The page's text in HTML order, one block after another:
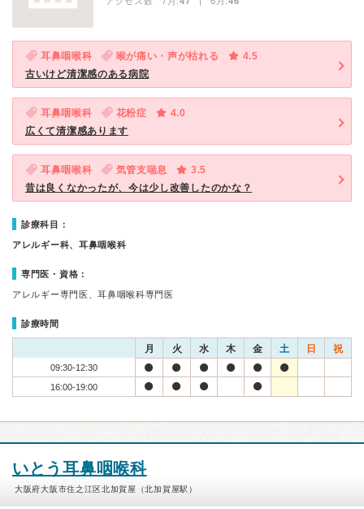
耳鼻咽喉科 喉が痛い・声が枯れる
4.5
古いけど清潔感のある病院
耳鼻咽喉科 花粉症
4.0
広くて清潔感あります
耳鼻咽喉科 気管支喘息
3.5
昔は良くなかったが、今は少し改善したのかな？
診療科目：
アレルギー科、耳鼻咽喉科
専門医・資格：
アレルギー専門医、耳鼻咽喉科専門医
診療時間
月 火 水 木 金 土 日 祝
09:30-12:30
16:00-19:00
いとう耳鼻咽喉科
大阪府大阪市住之江区北加賀屋（北加賀屋駅）